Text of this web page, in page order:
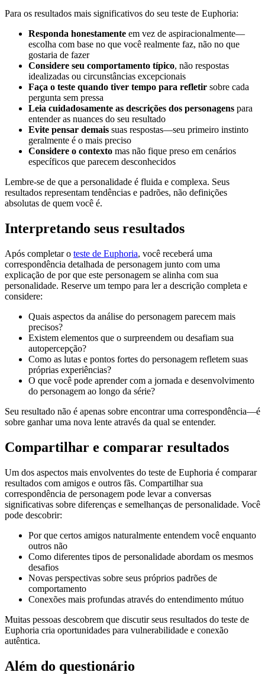
Para os resultados mais significativos do seu teste de Euphoria:
Responda honestamente em vez de aspiracionalmente—
escolha com base no que você realmente faz, não no que
gostaria de fazer
Considere seu comportamento típico, não respostas
idealizadas ou circunstâncias excepcionais
Faça o teste quando tiver tempo para refletir sobre cada
pergunta sem pressa
Leia cuidadosamente as descrições dos personagens para
entender as nuances do seu resultado
Evite pensar demais suas respostas—seu primeiro instinto
geralmente é o mais preciso
Considere o contexto mas não fique preso em cenários
específicos que parecem desconhecidos
Lembre-se de que a personalidade é fluida e complexa. Seus
resultados representam tendências e padrões, não definições
absolutas de quem você é.
Interpretando seus resultados
Após completar o teste de Euphoria, você receberá uma
correspondência detalhada de personagem junto com uma
explicação de por que este personagem se alinha com sua
personalidade. Reserve um tempo para ler a descrição completa e
considere:
Quais aspectos da análise do personagem parecem mais
precisos?
Existem elementos que o surpreendem ou desafiam sua
autopercepção?
Como as lutas e pontos fortes do personagem refletem suas
próprias experiências?
O que você pode aprender com a jornada e desenvolvimento
do personagem ao longo da série?
Seu resultado não é apenas sobre encontrar uma correspondência—é
sobre ganhar uma nova lente através da qual se entender.
Compartilhar e comparar resultados
Um dos aspectos mais envolventes do teste de Euphoria é comparar
resultados com amigos e outros fãs. Compartilhar sua
correspondência de personagem pode levar a conversas
significativas sobre diferenças e semelhanças de personalidade. Você
pode descobrir:
Por que certos amigos naturalmente entendem você enquanto
outros não
Como diferentes tipos de personalidade abordam os mesmos
desafios
Novas perspectivas sobre seus próprios padrões de
comportamento
Conexões mais profundas através do entendimento mútuo
Muitas pessoas descobrem que discutir seus resultados do teste de
Euphoria cria oportunidades para vulnerabilidade e conexão
autêntica.
Além do questionário